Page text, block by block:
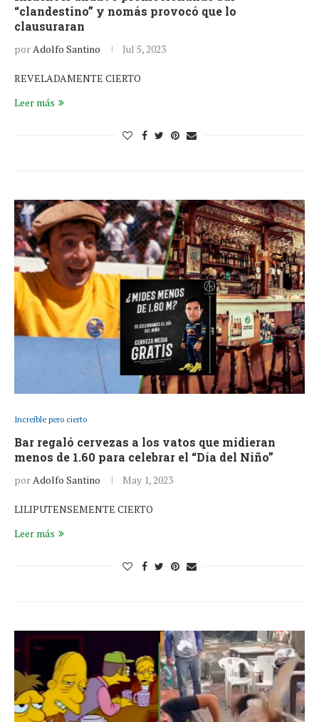
“clandestino” y nomás provocó que lo
clausuraran
porAdolfo Santino Jul 5, 2023
REVELADAMENTE CIERTO
Leer más
Increíble pero cierto
Bar regaló cervezas a los vatos que midieran
menos de 1.60 para celebrar el “Día del Niño”
porAdolfo Santino May 1, 2023
LILIPUTENSEMENTE CIERTO
Leer más